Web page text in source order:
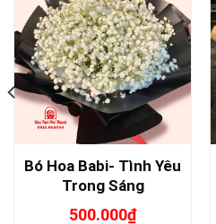
Bó Hoa Babi- Tình Yêu
Trong Sáng
500.000₫